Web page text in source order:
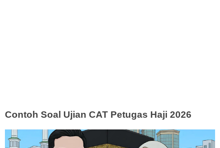
Contoh Soal Ujian CAT Petugas Haji 2026